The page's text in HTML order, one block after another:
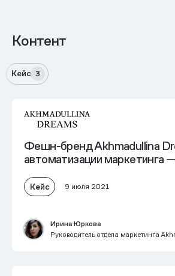
Контент
Кейс 3
Фешн-бренд Akhmadullina
автоматизации маркетинга
Кейс 9 июля 2021
Ирина Юркова
Руководитель отдела маркетинга